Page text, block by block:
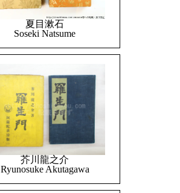
夏目漱石
Soseki Natsume
芥川龍之介
Ryunosuke Akutagawa